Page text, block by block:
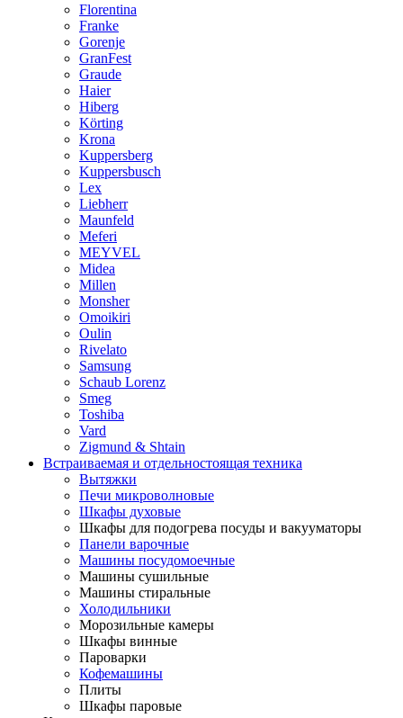
Florentina
Franke
Gorenje
GranFest
Graude
Haier
Hiberg
Körting
Krona
Kuppersberg
Kuppersbusch
Lex
Liebherr
Maunfeld
Meferi
MEYVEL
Midea
Millen
Monsher
Omoikiri
Oulin
Rivelato
Samsung
Schaub Lorenz
Smeg
Toshiba
Vard
Zigmund & Shtain
Встраиваемая и отдельностоящая техника
Вытяжки
Печи микроволновые
Шкафы духовые
Шкафы для подогрева посуды и вакууматоры
Панели варочные
Машины посудомоечные
Машины сушильные
Машины стиральные
Холодильники
Морозильные камеры
Шкафы винные
Пароварки
Кофемашины
Плиты
Шкафы паровые